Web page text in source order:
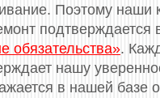
Поэтому наши
обязательства».
нашу
в нашей базе